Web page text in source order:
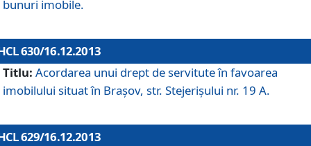
bunuri imobile.
630/16.12.2013
Titlu: Acordarea unui drept de servitute în favoarea
imobilului situat în Braşov, str. Stejerişului nr. 19 A.
629/16.12.2013